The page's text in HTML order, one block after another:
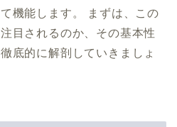
機能します。 まずは、この
目されるのか、その基本性
底的に解剖していきましょ